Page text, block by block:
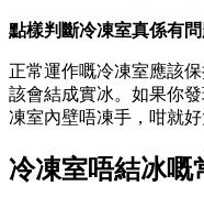
點樣判斷冷凍室真係有問
正常運作嘅冷凍室應該
該會結成實冰。如果你
凍室內壁唔凍手，咁就
冷凍室唔結冰嘅